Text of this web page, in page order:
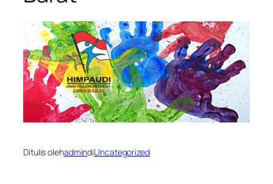
Ditulis olehadmindiUncategorized